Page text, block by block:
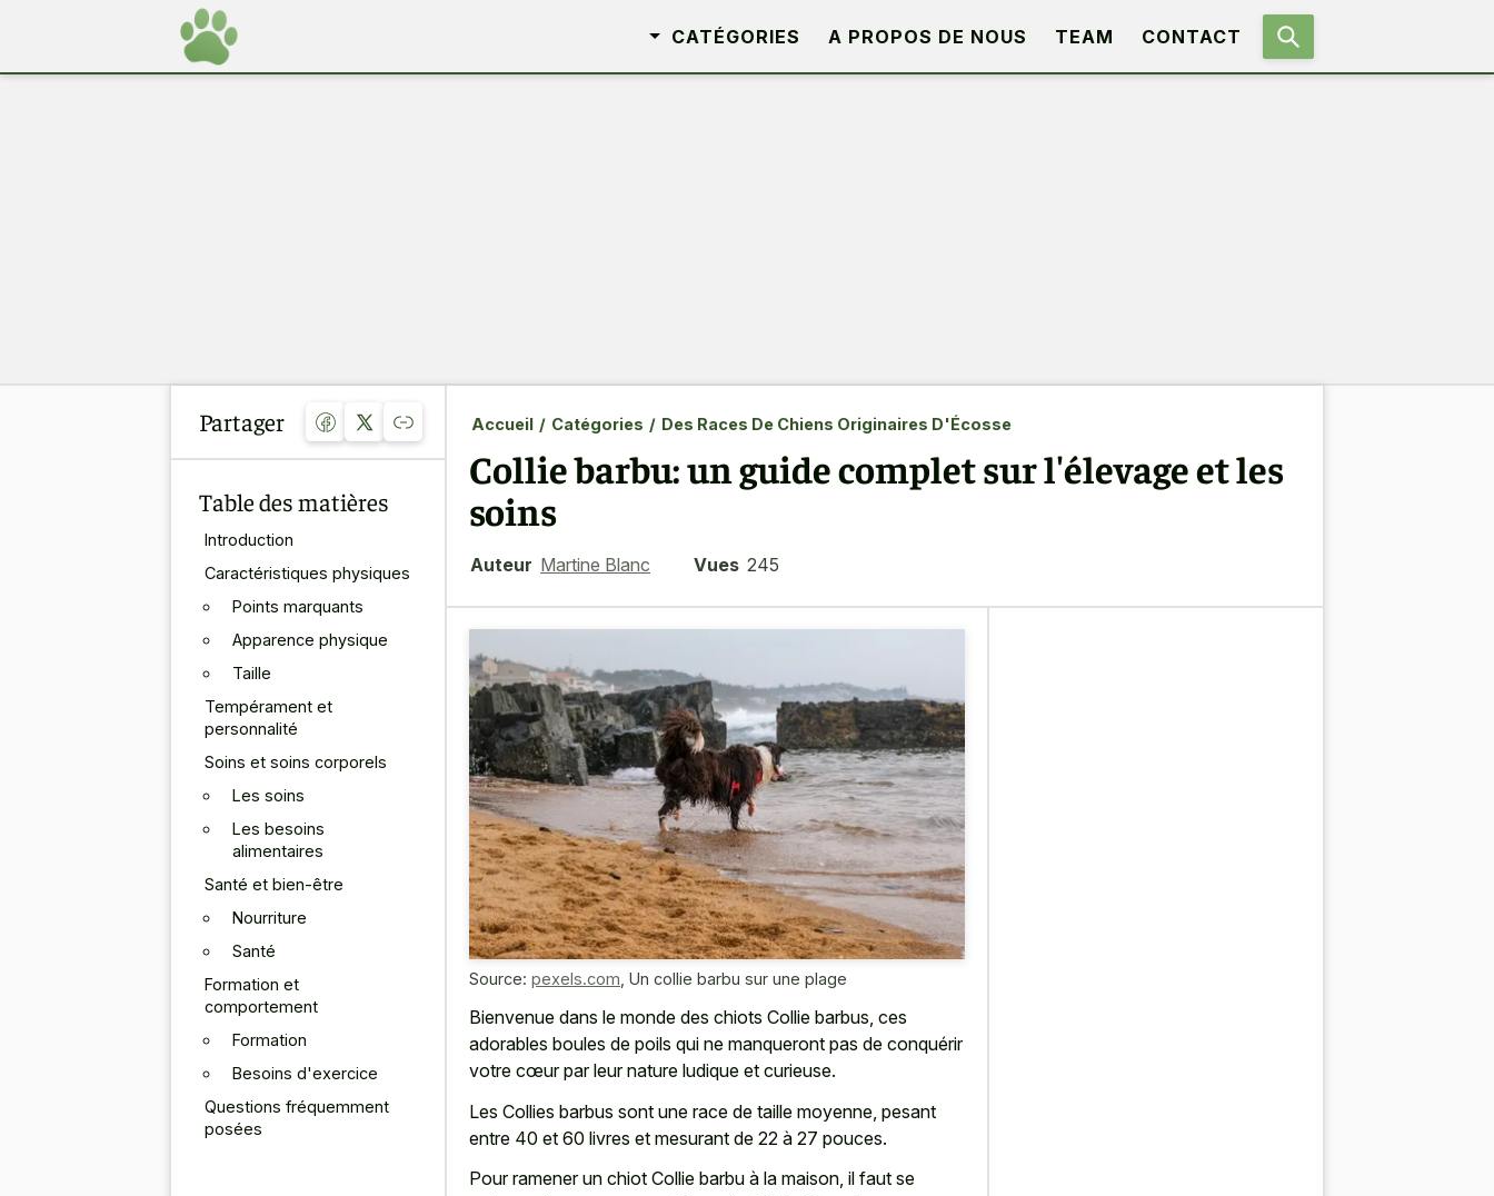
CATÉGORIES A PROPOS DE NOUS TEAM CONTACT
Partager
Table des matières
Introduction
Caractéristiques physiques
Points marquants
Apparence physique
Taille
Tempérament et
personnalité
Soins et soins corporels
Les soins
Les besoins
alimentaires
Santé et bien-être
Nourriture
Santé
Formation et
comportement
Formation
Besoins d'exercice
Questions fréquemment
posées
Accueil / Catégories / Des Races De Chiens Originaires D'Écosse
Collie barbu: un guide complet sur l'élevage et les
soins
Auteur Martine Blanc Vues 245
Source: pexels.com Un collie barbu sur une plage
Bienvenue dans le monde des chiots Collie barbus, ces
adorables boules de poils qui ne manqueront pas de conquérir
votre cœur par leur nature ludique et curieuse.
Les Collies barbus sont une race de taille moyenne, pesant
entre 40 et 60 livres et mesurant de 22 à 27 pouces.
Pour ramener un chiot Collie barbu à la maison, il faut se